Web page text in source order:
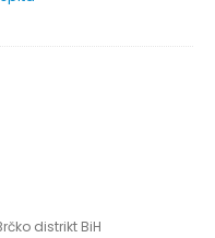
distrikt BiH